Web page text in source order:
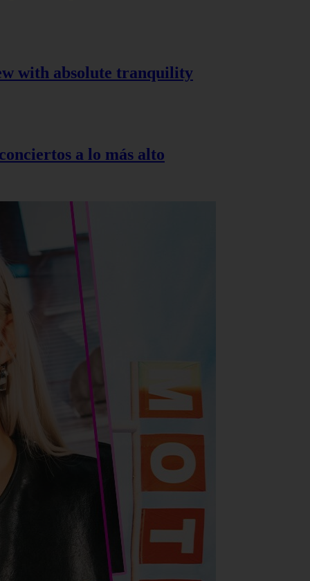
with absolute tranquility
a lo más alto